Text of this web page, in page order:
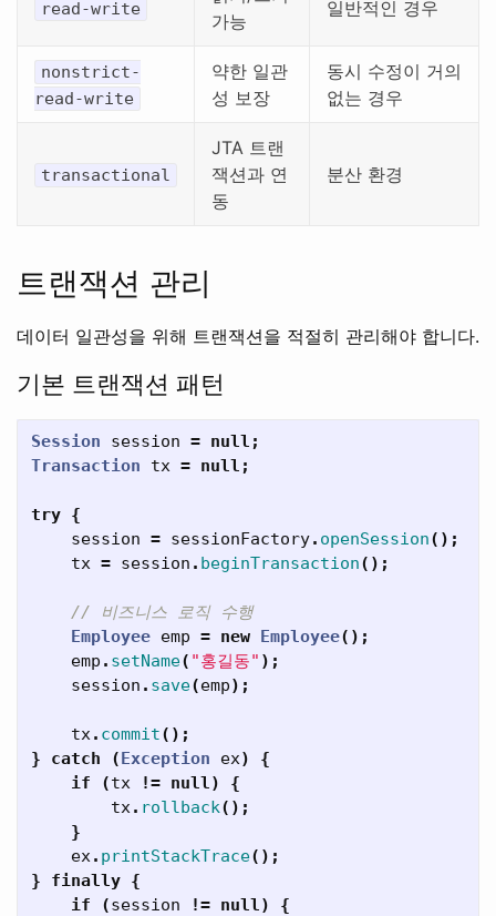
read-write
가능
일반적인 경우
nonstrict-
read-write
약한 일관
성 보장
동시 수정이 거의
없는 경우
transactional
JTA 트랜
잭션과 연
동
분산 환경
트랜잭션 관리
데이터 일관성을 위해 트랜잭션을 적절히 관리해야 합니다.
기본 트랜잭션 패턴
Session session = null ;
Transaction
tx = null ;
try {
session = sessionFactory. openSession();
tx = session . beginTransaction();
// 비즈니스 로직 수행
Employee emp = new Employee();
emp . setName( "홍길동" );
session . save(emp);
tx. commit();
}
catch (Exception ex)
{
if
(tx != null)
{
tx. rollback();
}
ex. printStackTrace();
}
finally {
if
(session != null)
{